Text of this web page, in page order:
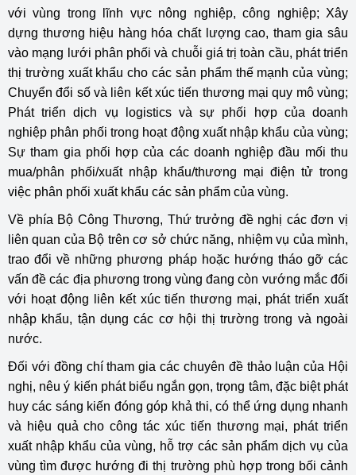
với vùng trong lĩnh vực nông nghiệp, công nghiệp; Xây
dựng thương hiệu hàng hóa chất lượng cao, tham gia sâu
vào mạng lưới phân phối và chuỗi giá trị toàn cầu, phát triển
thị trường xuất khẩu cho các sản phẩm thế mạnh của vùng;
Chuyển đổi số và liên kết xúc tiến thương mại quy mô vùng;
Phát triển dịch vụ logistics và sự phối hợp của doanh
nghiệp phân phối trong hoạt động xuất nhập khẩu của vùng;
Sự tham gia phối hợp của các doanh nghiệp đầu mối thu
mua/phân phối/xuất nhập khẩu/thương mại điện tử trong
việc phân phối xuất khẩu các sản phẩm của vùng.
Về phía Bộ Công Thương, Thứ trưởng đề nghị các đơn vị
liên quan của Bộ trên cơ sở chức năng, nhiệm vụ của mình,
trao đổi về những phương pháp hoặc hướng tháo gỡ các
vấn đề các địa phương trong vùng đang còn vướng mắc đối
với hoạt động liên kết xúc tiến thương mại, phát triển xuất
nhập khẩu, tận dụng các cơ hội thị trường trong và ngoài
nước.
Đối với đồng chí tham gia các chuyên đề thảo luận của Hội
nghị, nêu ý kiến phát biểu ngắn gọn, trọng tâm, đặc biệt phát
huy các sáng kiến đóng góp khả thi, có thể ứng dụng nhanh
và hiệu quả cho công tác xúc tiến thương mại, phát triển
xuất nhập khẩu của vùng, hỗ trợ các sản phẩm dịch vụ của
vùng tìm được hướng đi thị trường phù hợp trong bối cảnh